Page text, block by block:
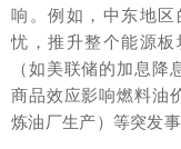
响。例如，中东地
忧，推升整个能源
（如美联储的加息
商品效应影响燃料油
炼油厂生产）等突发